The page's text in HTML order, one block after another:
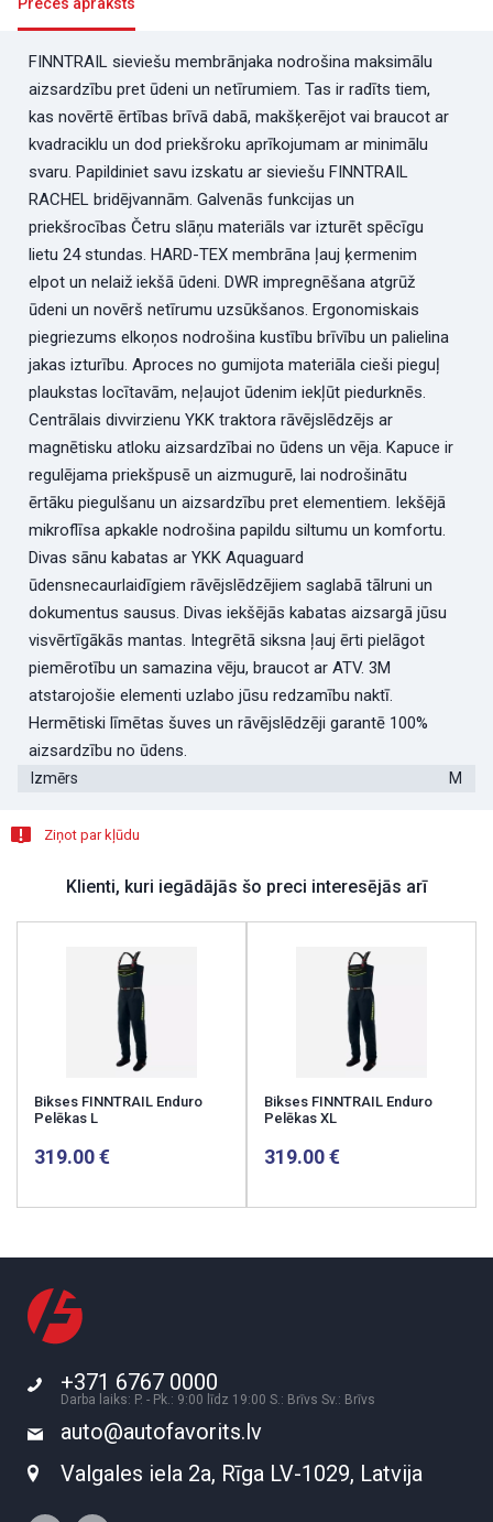
FINNTRAIL sieviešu membrānjaka nodrošina maksimālu
aizsardzību pret ūdeni un netīrumiem. Tas ir radīts tiem,
kas novērtē ērtības brīvā dabā, makšķerējot vai braucot ar
kvadraciklu un dod priekšroku aprīkojumam ar minimālu
svaru. Papildiniet savu izskatu ar sieviešu FINNTRAIL
RACHEL bridējvannām. Galvenās funkcijas un
priekšrocības Četru slāņu materiāls var izturēt spēcīgu
lietu 24 stundas. HARD-TEX membrāna ļauj ķermenim
elpot un nelaiž iekšā ūdeni. DWR impregnēšana atgrūž
ūdeni un novērš netīrumu uzsūkšanos. Ergonomiskais
piegriezums elkoņos nodrošina kustību brīvību un palielina
jakas izturību. Aproces no gumijota materiāla cieši pieguļ
plaukstas locītavām, neļaujot ūdenim iekļūt piedurknēs.
Centrālais divvirzienu YKK traktora rāvējslēdzējs ar
magnētisku atloku aizsardzībai no ūdens un vēja. Kapuce ir
regulējama priekšpusē un aizmugurē, lai nodrošinātu
ērtāku piegulšanu un aizsardzību pret elementiem. Iekšējā
mikroflīsa apkakle nodrošina papildu siltumu un komfortu.
Divas sānu kabatas ar YKK Aquaguard
ūdensnecaurlaidīgiem rāvējslēdzējiem saglabā tālruni un
dokumentus sausus. Divas iekšējās kabatas aizsargā jūsu
visvērtīgākās mantas. Integrētā siksna ļauj ērti pielāgot
piemērotību un samazina vēju, braucot ar ATV. 3M
atstarojošie elementi uzlabo jūsu redzamību naktī.
Hermētiski līmētas šuves un rāvējslēdzēji garantē 100%
aizsardzību no ūdens.
Izmērs M
Ziņot par kļūdu
Klienti, kuri iegādājās šo preci interesējās arī
Bikses FINNTRAIL Enduro
Pelēkas L
319.00
Bikses FINNTRAIL Enduro
Pelēkas XL
319.00
+371 6767 0000
Darba laiks: P. - Pk.: 9:00 līdz 19:00 S.: Brīvs Sv.: Brīvs
auto@autofavorits.lv
Valgales iela 2a, Rīga LV-1029, Latvija